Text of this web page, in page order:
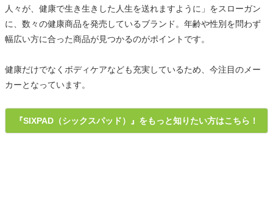
人々が、健康で生き生きした人生を送れますように」をスローガン
に、数々の健康商品を発売しているブランド。年齢や性別を問わず
幅広い方に合った商品が見つかるのがポイントです。
健康だけでなくボディケアなども充実しているため、今注目のメー
カーとなっています。
『SIXPAD（シックスパッド）』をもっと知りたい方はこちら！